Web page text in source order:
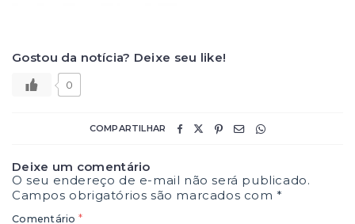
Gostou da notícia? Deixe seu like!
0
COMPARTILHAR
Deixe um comentário
O seu endereço de e-mail não será publicado.
Campos obrigatórios são marcados com*
Comentário *